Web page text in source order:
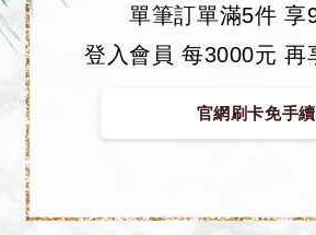
單筆訂單滿5件 享
登入會員 每3000元 再
官網刷卡免手